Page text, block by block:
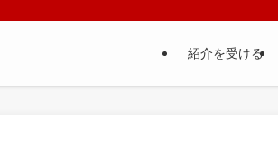
紹介を受ける